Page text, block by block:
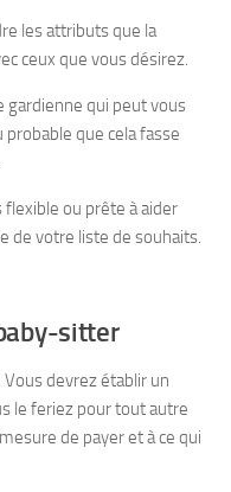
les attributs que la
ceux que vous désirez.
gardienne qui peut vous
que cela fasse
ou prête à aider
de votre liste de souhaits.
sitter
devrez établir un
le feriez pour tout autre
de payer et à ce qui